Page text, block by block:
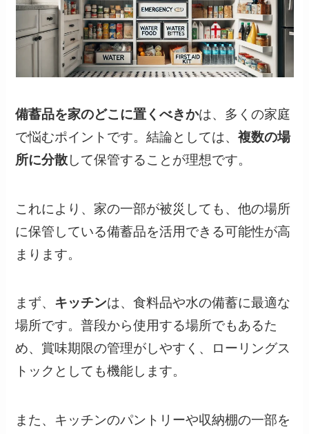
備蓄品を家のどこに置くべきかは、多くの家庭
で悩むポイントです。結論としては、複数の場
所に分散して保管することが理想です。
これにより、家の一部が被災しても、他の場所
に保管している備蓄品を活用できる可能性が高
まります。
まず、 キッチンは、食料品や水の備蓄に最適な
場所です。普段から使用する場所でもあるた
め、賞味期限の管理がしやすく、ローリングス
トックとしても機能します。
また、キッチンのパントリーや収納棚の一部を